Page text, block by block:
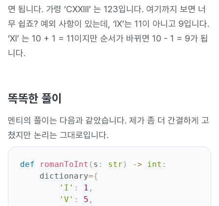
면 됩니다. 가령 ‘CXXIII’ 는 123입니다. 여기까지 보면 너
무 쉽죠? 예외 사항이 있는데, ‘IX’는 11이 아니고 9입니다.
‘XI’ 는 10 + 1 = 11이지만 순서가 바뀌면 10 - 1 = 9가 됩
니다.
똑똑한 풀이
멘티의 풀이는 다음과 같았습니다. 제가 좀 더 간결하게 고
쳤지만 논리는 그대로입니다.
def romanToInt ( s : str ) -> int :
    dictionary
={
'I' : 1 ,
'V' : 5 ,